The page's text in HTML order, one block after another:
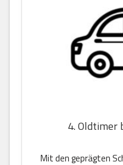
4. Oldtimer
Mit den geprägten